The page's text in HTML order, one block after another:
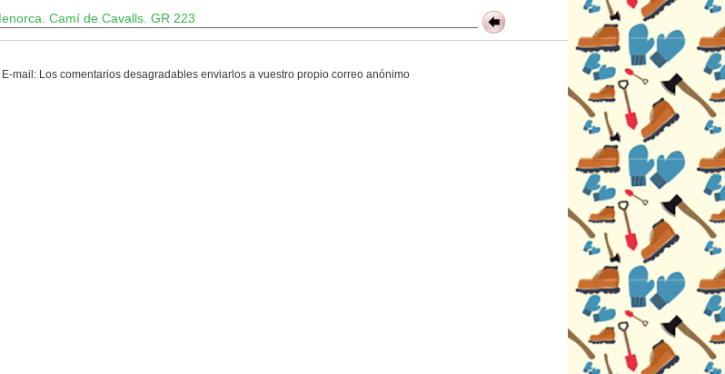
Camí de Cavalls. GR 223
mail: Los comentarios desagradables enviarlos a vuestro propio correo anónimo